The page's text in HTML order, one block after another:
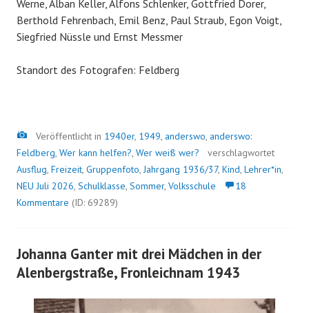
Werne, Alban Keller, Alfons Schlenker, Gottfried Dorer,
Berthold Fehrenbach, Emil Benz, Paul Straub, Egon Voigt,
Siegfried Nüssle und Ernst Messmer
Standort des Fotografen: Feldberg
Bild
Veröffentlicht in 1940er, 1949, anderswo, anderswo:
Feldberg, Wer kann helfen?, Wer weiß wer?
verschlagwortet
Ausflug, Freizeit, Gruppenfoto,Jahrgang 1936/37, Kind, Lehrer*in,
NEU Juli 2026, Schulklasse, Sommer, Volksschule
18
Kommentare (ID: 69289)
Johanna Ganter mit drei Mädchen in der
Alenbergstraße, Fronleichnam 1943